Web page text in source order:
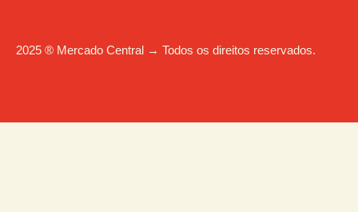
2025 ® Mercado Central → Todos os direitos reservados.